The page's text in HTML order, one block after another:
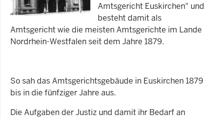
Amtsgericht Euskirchen" und
besteht damit als
Amtsgericht wie die meisten Amtsgerichte im Lande
Nordrhein-Westfalen seit dem Jahre 1879.
So sah das Amtsgerichtsgebäude in Euskirchen 1879
bis in die fünfziger Jahre aus.
Die Aufgaben der Justiz und damit ihr Bedarf an